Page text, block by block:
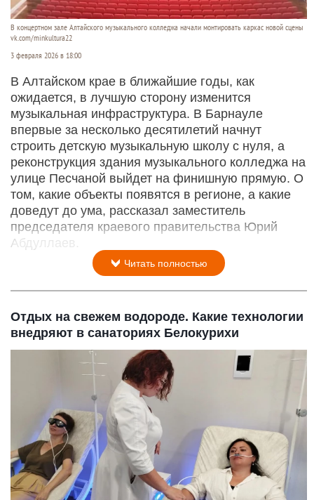
В концертном зале Алтайского музыкального колледжа начали монтировать каркас новой сцены
vk.com/minkultura22
3 февраля 2026 в 18:00
В Алтайском крае в ближайшие годы, как
ожидается, в лучшую сторону изменится
музыкальная инфраструктура. В Барнауле
впервые за несколько десятилетий начнут
строить детскую музыкальную школу с нуля, а
реконструкция здания музыкального колледжа на
улице Песчаной выйдет на финишную прямую. О
том, какие объекты появятся в регионе, а какие
доведут до ума, рассказал заместитель
председателя краевого правительства Юрий
Абдуллаев.
Читать полностью
Отдых на свежем водороде. Какие технологии
внедряют в санаториях Белокурихи